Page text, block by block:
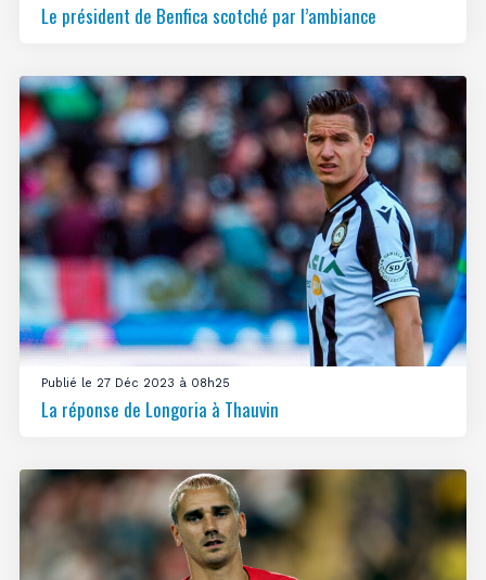
Le président de Benfica scotché par l’ambiance
Publié le 27 Déc 2023 à 08h25
La réponse de Longoria à Thauvin